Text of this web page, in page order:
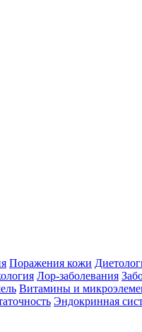
Поражения кожи
Лор-заболевания
Витамины и
Эндокринная